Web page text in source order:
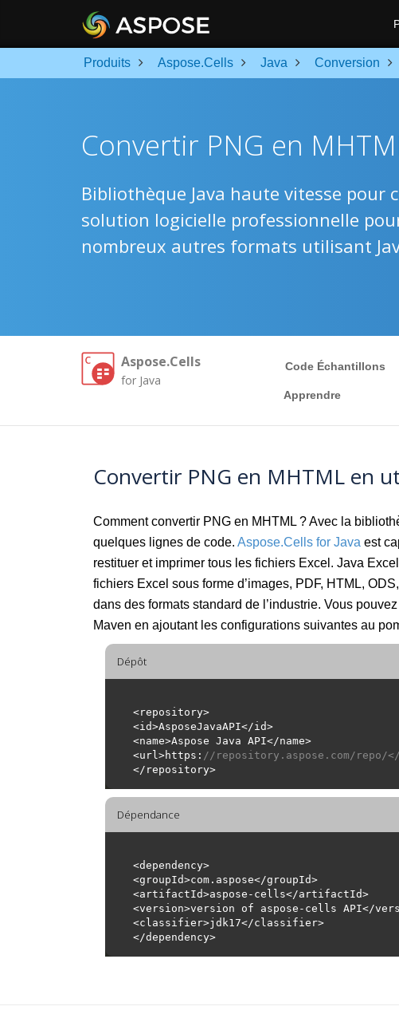
Produits Aspose.Cells Java Conversion
Convertir PNG en
Bibliothèque Java haute vitesse pour
solution logicielle professionnelle
nombreux autres formats utilisant
Aspose.Cells
for Java
Code Échantillons
Apprendre
Convertir PNG en MHTML en
Comment convertir PNG en MHTML ? Avec la
quelques lignes de code. Aspose.Cells for Java est
restituer et imprimer tous les fichiers Excel. Java
fichiers Excel sous forme d’images, PDF, HTML,
dans des formats standard de l’industrie. Vous
Maven en ajoutant les configurations suivantes au
Dépôt
<url>https: //repository.aspose.com/repo/
Dépendance